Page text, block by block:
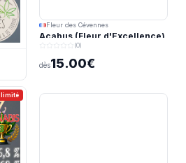
Fleur des Cévennes
Acabus (Fleur d'Excellence)
(0)
dès15.00€
limité